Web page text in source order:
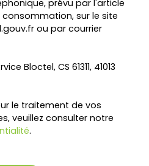
prévu par l'article
consommation, sur le site
ou par courrier
Bloctel, CS 61311, 41013
le traitement de vos
veuillez consulter notre
.